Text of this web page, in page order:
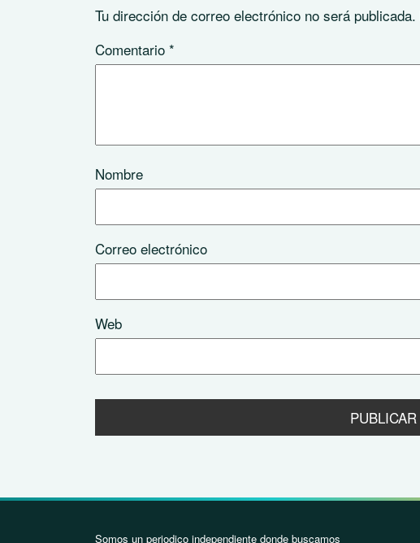
Tu dirección de correo electrónico no será publicada.
Comentario *
Nombre
Correo electrónico
Web
Somos un periodico independiente donde buscamos